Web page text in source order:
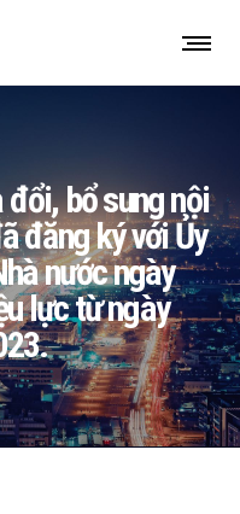
đổi, bổ sung nội
đăng ký với Ủy
nước ngày
lực từ ngày